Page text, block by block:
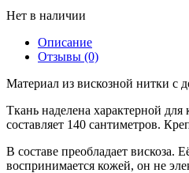
Нет в наличии
Описание
Отзывы (0)
Материал из вискозной нитки с
Ткань наделена характерной
составляет 140 сантиметров.
В составе преобладает вискоза.
воспринимается кожей, он не